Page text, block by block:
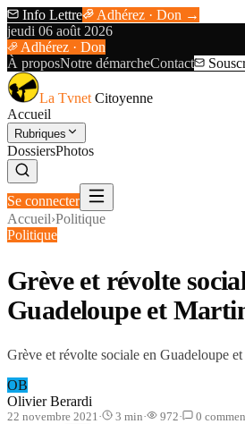
Info Lettre
Adhérez · Don →
jeudi 06 août 2026
Adhérez · Don
À proposNotre démarcheContact
La Tvnet Citoyenne
Accueil
Rubriques
DossiersPhotos
Se connecter
Accueil›Politique
Politique
Grève et révolte
Guadeloupe et
Grève et révolte sociale en Guadeloupe
OB
Olivier Berardi
22 novembre 2021 · 3 min· 972· 0